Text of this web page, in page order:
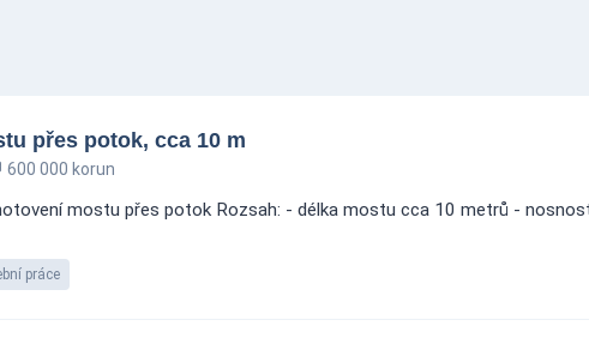
přes potok, cca 10 m
600 000 korun
mostu přes potok Rozsah: - délka mostu cca 10 metrů -
práce